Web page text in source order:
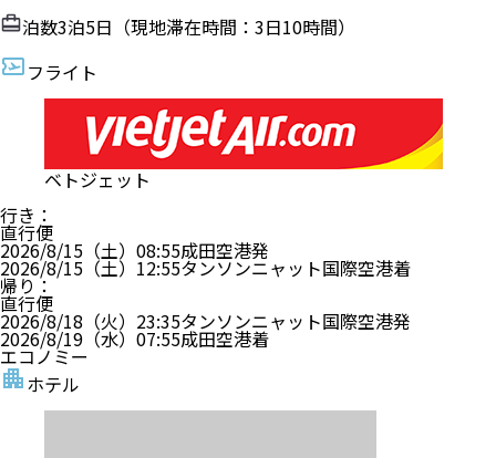
泊数3泊5日（現地滞在時間： 3日10時間）
フライト
ベトジェット
行き ：
直行便
2026/8/15（土） 08:55成田空港発
2026/8/15（土） 12:55タンソンニャット国際空港着
帰り ：
直行便
2026/8/18（火） 23:35タンソンニャット国際空港発
2026/8/19（水） 07:55成田空港着
エコノミー
ホテル